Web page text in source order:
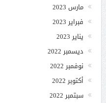
مارس 2023
فبراير 2023
يناير 2023
ديسمبر 2022
نوفمبر 2022
أكتوبر 2022
سبتمبر 2022